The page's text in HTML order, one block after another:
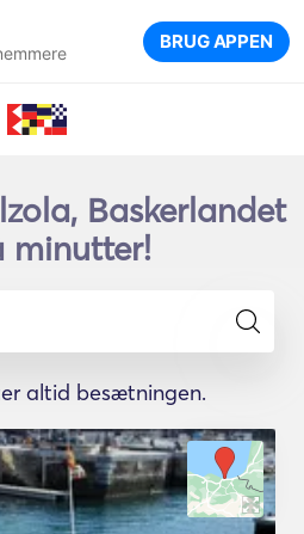
BRUG APPEN
Baskerlandet
minutter!
altid besætningen.